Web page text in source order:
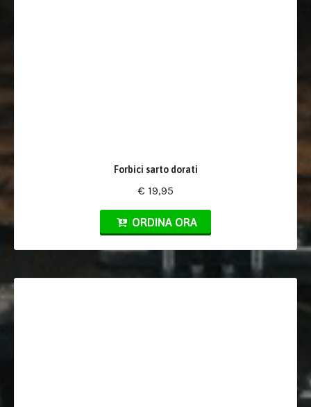
Forbici sarto dorati
€ 19,95
ORDINA ORA